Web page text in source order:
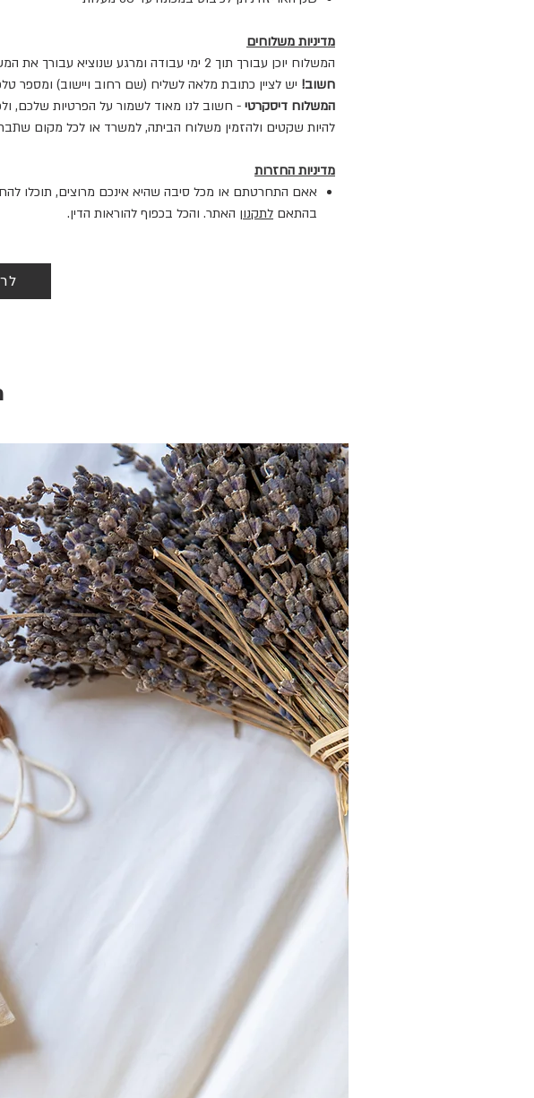
מדיניות משלוחים
המשלוח יוכן עבורך תוך 2 ימי עבודה ומרגע שנוציא עבורך את המשלוח, הוא יגיע ליעד המשלוח יגיע אליכם תוך 3-5 ימי עבודה (לרוב אפילו מגיע מהר יותר)
חשוב! יש לציין כתובת מלאה לשליח (שם רחוב ויישוב) ומספר
המשלוח דיסקרטי - חשוב לנו מאוד לשמור על הפרטיות שלכם,
להיות שקטים ולהזמין משלוח הביתה, למשרד או לכל מקום
מדיניות החזרות
בהתאם לתקנון האתר. והכל בכפוף להוראות הדין.